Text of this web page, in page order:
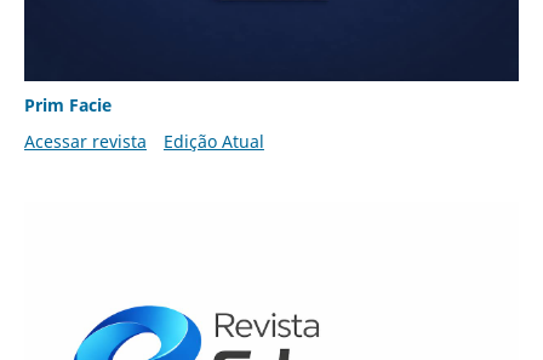
Prim Facie
Acessar revista
Edição Atual